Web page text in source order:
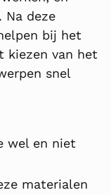
deze
bij het
kiezen van het
snel
wel en niet
materialen